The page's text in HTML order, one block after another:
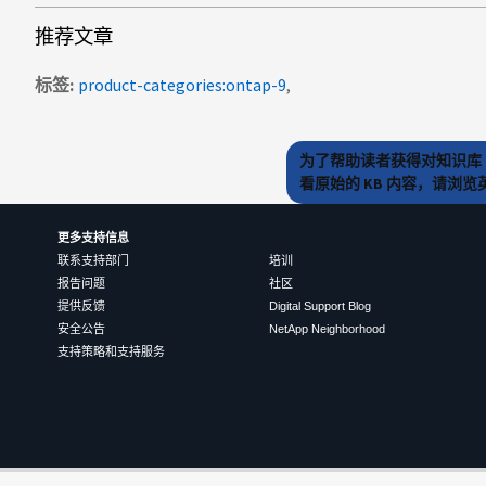
推荐文章
标签 product-categories:ontap-9
为了帮助读者获得对知识
看原始的 KB 内容，请浏
更多支持信息
联系支持部门
报告问题
提供反馈
安全公告
支持策略和支持服务
培训
社区
Digital Support Blog
NetApp Neighborhood